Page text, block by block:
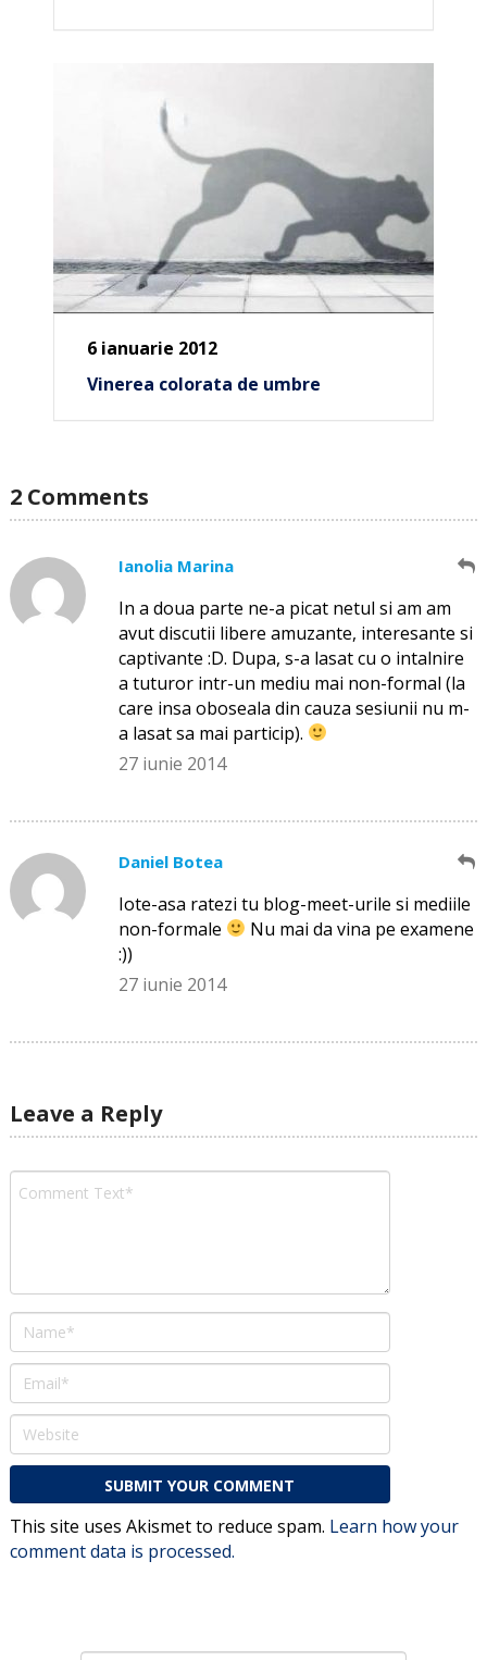
6 ianuarie 2012
Vinerea colorata de umbre
2 Comments
Ianolia Marina
In a doua parte ne-a picat netul si am am
avut discutii libere amuzante, interesante si
captivante :D. Dupa, s-a lasat cu o intalnire
a tuturor intr-un mediu mai non-formal (la
care insa oboseala din cauza sesiunii nu m-
a lasat sa mai particip).
27 iunie 2014
Daniel Botea
Iote-asa ratezi tu blog-meet-urile si mediile
non-formale
Nu mai da vina pe examene
:))
27 iunie 2014
Leave a Reply
This site uses Akismet to reduce spam. Learn how your
comment data is processed.